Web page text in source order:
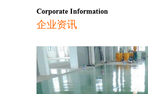
Corporate Information
企业资讯